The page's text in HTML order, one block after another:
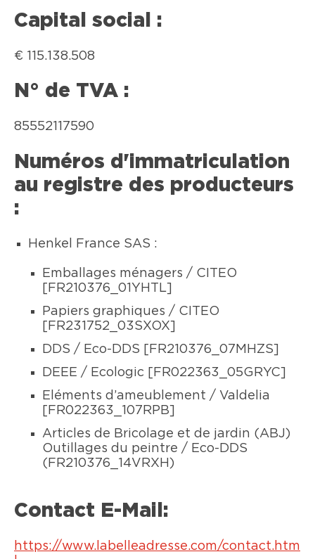
Capital social :
€ 115.138.508
N° de TVA :
85552117590
Numéros d'immatriculation
au registre des producteurs
:
Henkel France SAS :
Emballages ménagers / CITEO
[FR210376_01YHTL]
Papiers graphiques / CITEO
[FR231752_03SXOX]
DDS / Eco-DDS [FR210376_07MHZS]
DEEE / Ecologic [FR022363_05GRYC]
Eléments d’ameublement / Valdelia
[FR022363_107RPB]
Articles de Bricolage et de jardin (ABJ)
Outillages du peintre / Eco-DDS
(FR210376_14VRXH)
Contact E-Mail:
https://www.labelleadresse.com/contact.htm